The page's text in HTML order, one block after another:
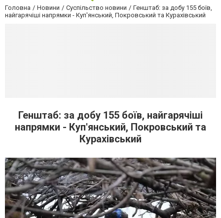
Головна Новини Суспільство новини
Генштаб: за добу 155 боїв,
найгарячіші напрямки - Куп'янський, Покровський та Курахівський
Генштаб: за добу 155 боїв, найгарячіші
напрямки - Куп'янський, Покровський та
Курахівський